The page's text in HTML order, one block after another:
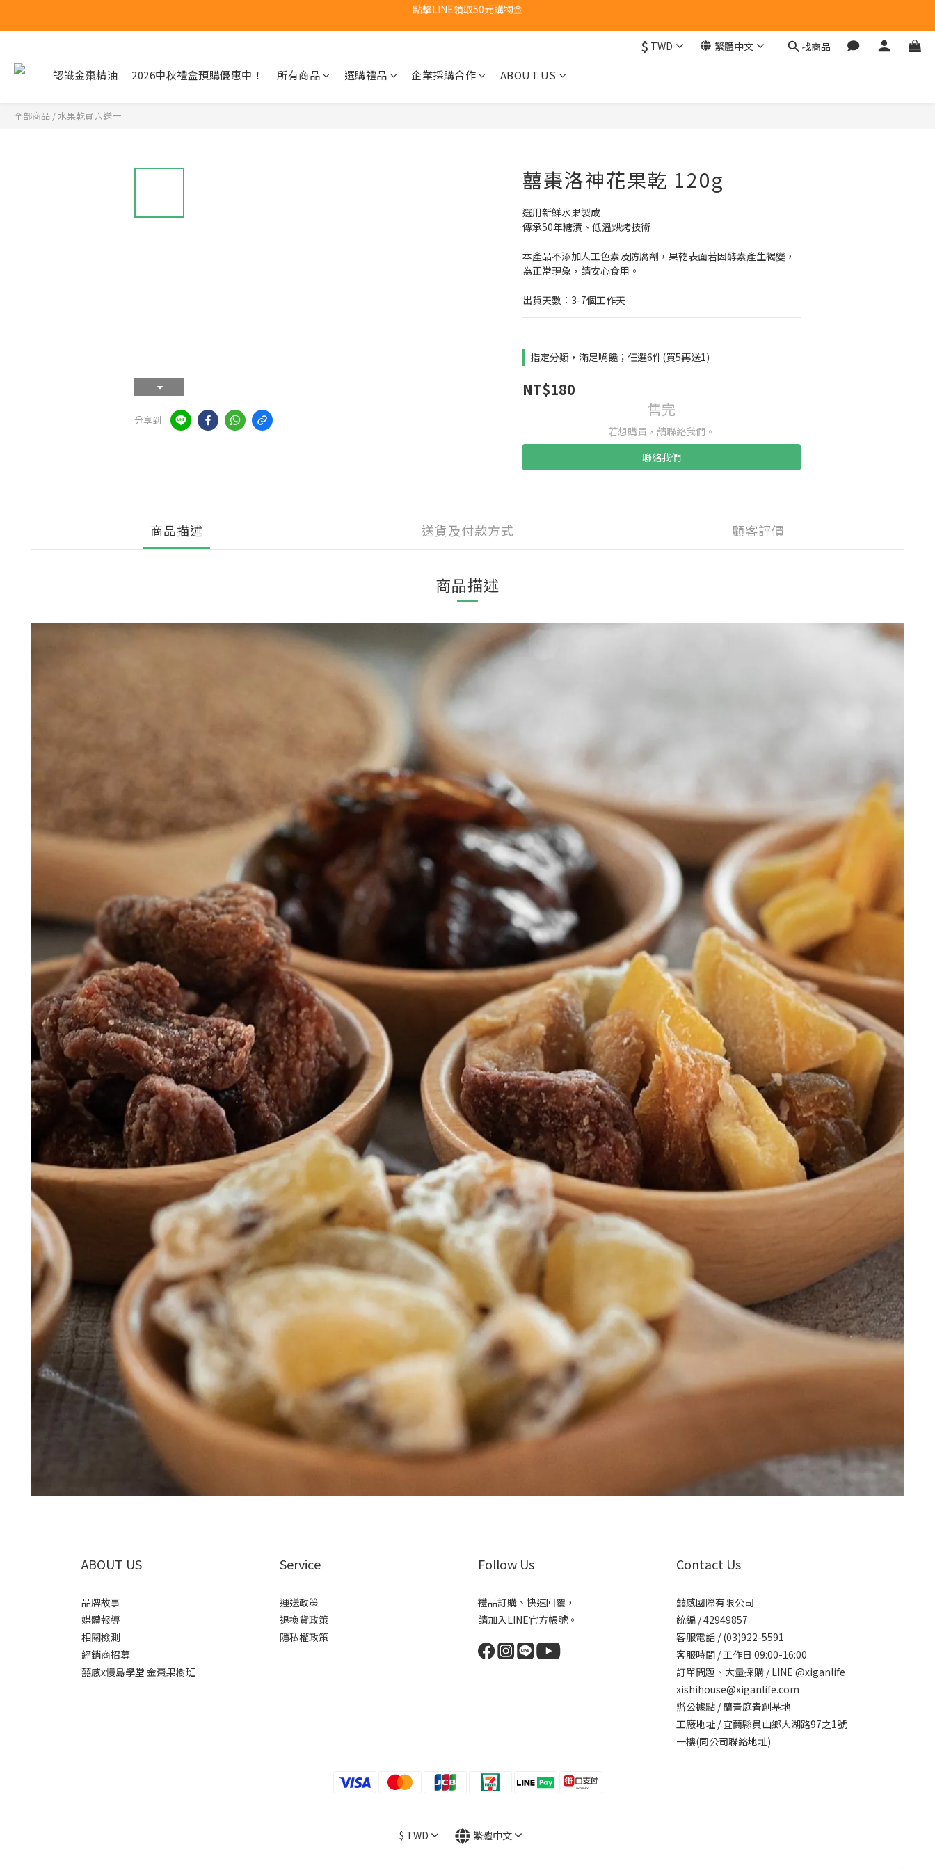
新會員首購福利：超取免運費乙次
新會員首購福利：超取免運費乙次
新會員首購福利：超取免運費乙次
$ TWD 繁體中文 找商品
認識金棗精油 2026中秋禮盒預購優惠中！ 所有商品 選購禮品 企業採購合作 ABOUT US
全部商品 / 水果乾買六送一
分享到
囍棗洛神花果乾 120g
選用新鮮水果製成
傳承50年糖漬、低溫烘烤技術
本產品不添加人工色素及防腐劑，果乾表面若因酵素產生褐變，
為正常現象，請安心食用。
出貨天數：3-7個工作天
指定分類，滿足嘴饞；任選6件(買5再送1)
NT$180
售完
若想購買，請聯絡我們。
聯絡我們
商品描述 送貨及付款方式 顧客評價
商品描述
ABOUT US
品牌故事
媒體報導
相關檢測
經銷商招募
囍感x慢島學堂 金棗果樹班
Service
運送政策
退換貨政策
隱私權政策
Follow Us
禮品訂購、快速回覆，
請加入LINE官方帳號。
Contact Us
囍感國際有限公司
統編 / 42949857
客服電話 / (03)922-5591
客服時間 / 工作日 09:00-16:00
訂單問題、大量採購 / LINE @xiganlife
xishihouse@xiganlife.com
辦公據點 / 蘭青庭青創基地
工廠地址 / 宜蘭縣員山鄉大湖路97之1號
一樓(同公司聯絡地址)
$ TWD 繁體中文